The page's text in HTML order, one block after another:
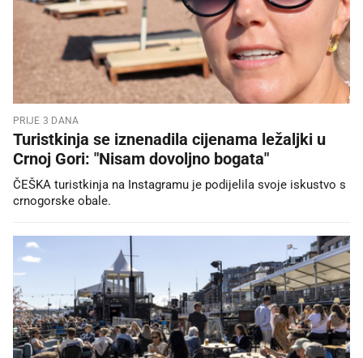
PRIJE 3 DANA
Turistkinja se iznenadila cijenama ležaljki u
Crnoj Gori: "Nisam dovoljno bogata"
ČEŠKA turistkinja na Instagramu je podijelila svoje iskustvo s
crnogorske obale.